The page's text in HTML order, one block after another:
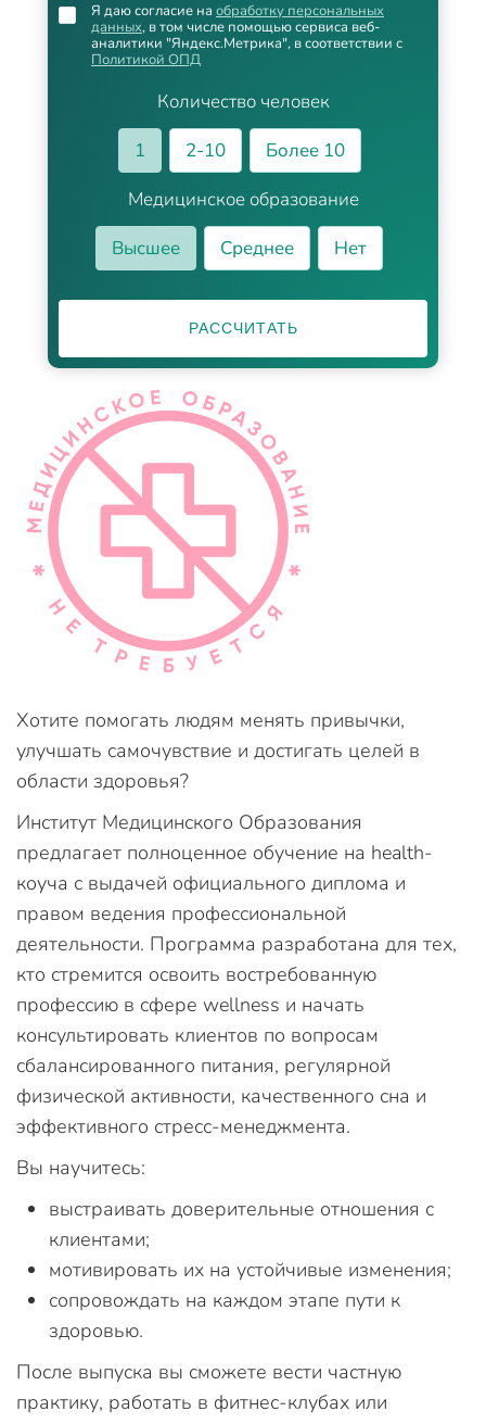
Количество человек
1
2-10
Более 10
Медицинское образование
Высшее
Среднее Нет
Я даю согласие на обработку персональных
данных, в том числе помощью сервиса веб-
аналитики "Яндекс.Метрика", в соответствии с
Политикой ОПД
РАССЧИТАТЬ
Хотите помогать людям менять привычки,
улучшать самочувствие и достигать целей в
области здоровья?
Институт Медицинского Образования
предлагает полноценное обучение на health-
коуча с выдачей официального диплома и
правом ведения профессиональной
деятельности. Программа разработана для тех,
кто стремится освоить востребованную
профессию в сфере wellness и начать
консультировать клиентов по вопросам
сбалансированного питания, регулярной
физической активности, качественного сна и
эффективного стресс-менеджмента.
Вы научитесь:
выстраивать доверительные отношения с
клиентами;
мотивировать их на устойчивые изменения;
сопровождать на каждом этапе пути к
здоровью.
После выпуска вы сможете вести частную
практику, работать в фитнес-клубах или